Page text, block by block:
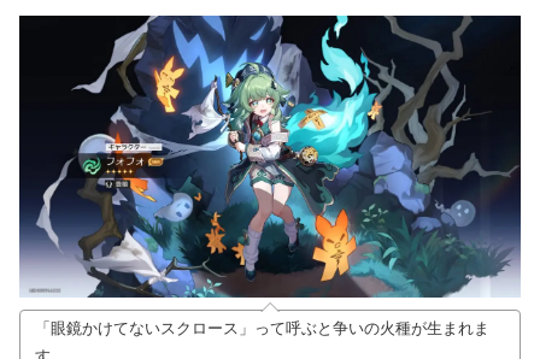
「眼鏡かけてないスクロース」って呼ぶと争いの火種が生まれま